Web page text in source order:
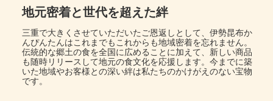
地元密着と世代を超えた絆
三重で大きくさせていただいたご恩返しとして、伊勢昆布か
んぴんたんはこれまでもこれからも地域密着を忘れません。
伝統的な郷土の食を全国に広めることに加えて、新しい商品
も随時リリースして地元の食文化を応援します。今までに築
いた地域やお客様との深い絆は私たちのかけがえのない宝物
です。